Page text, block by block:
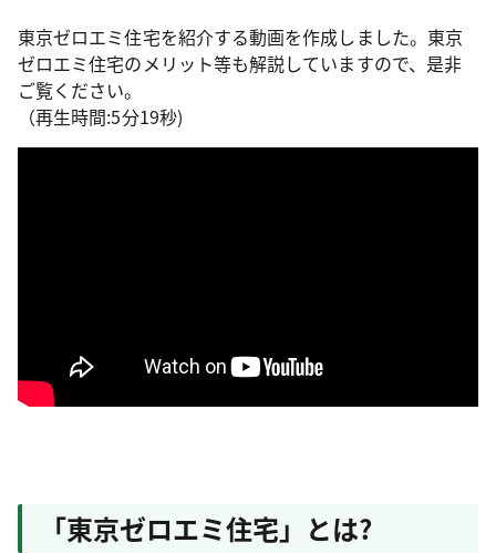
東京ゼロエミ住宅を紹介する動画を作成しました。東京
ゼロエミ住宅のメリット等も解説していますので、是非
ご覧ください。
（再生時間:5分19秒)
「東京ゼロエミ住宅」とは?